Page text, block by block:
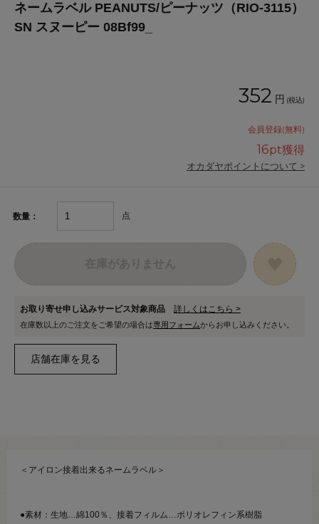
ネームラベル PEANUTS/ピーナッツ（RIO-3115）
SN スヌーピー 08Bf99_
352 円 (税込)
会員登録(無料)
16pt獲得
オカダヤポイントについて >
数量： 点
お取り寄せ申し込みサービス対象商品 詳しくはこちら >
在庫数以上のご注文をご希望の場合は専用フォームからお申し込みください。
＜アイロン接着出来るネームラベル＞
●素材：生地…綿100％、接着フィルム…ポリオレフィン系樹脂